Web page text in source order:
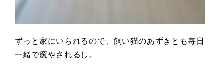
ずっと家にいられるので、飼い猫のあずきとも毎日
一緒で癒やされるし。